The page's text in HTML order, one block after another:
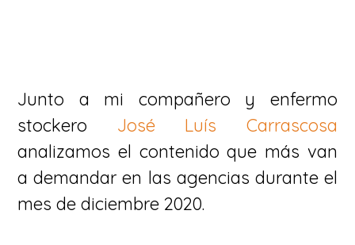
Junto a mi compañero y enfermo
stockero José Luís Carrascosa
analizamos el contenido que más van
a demandar en las agencias durante el
mes de diciembre 2020.